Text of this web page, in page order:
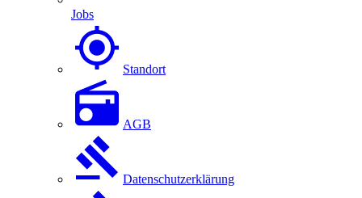
Jobs
Standort
AGB
Datenschutzerklärung